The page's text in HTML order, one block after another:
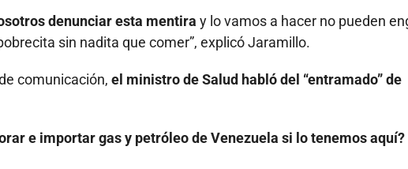
denunciar esta mentira y lo vamos a hacer no pueden
sin nadita que comer”, explicó Jaramillo.
comunicación, el ministro de Salud habló del “entramado” de
e importar gas y petróleo de Venezuela si lo tenemos aquí?